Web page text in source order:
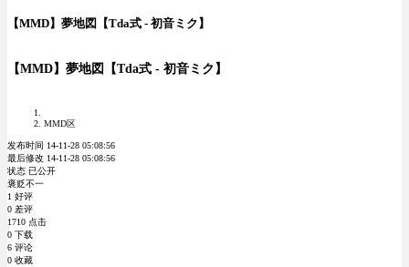
【MMD】夢地図【Tda式 - 初音ミク】
【MMD】夢地図【Tda式 - 初音ミク】
MMD区
发布时间 14-11-28 05:08:56
最后修改 14-11-28 05:08:56
状态 已公开
褒贬不一
1 好评
0 差评
1710 点击
0 下载
6 评论
0 收藏